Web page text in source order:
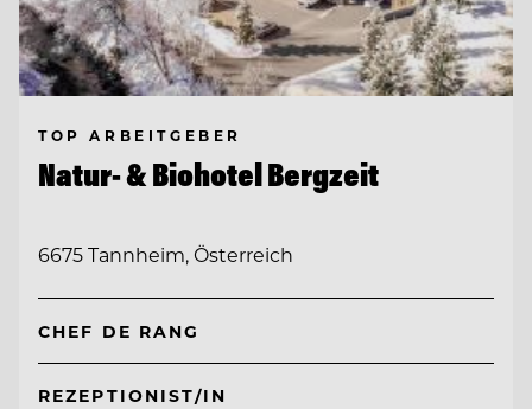
TOP ARBEITGEBER
Natur- & Biohotel Bergzeit
6675 Tannheim, Österreich
CHEF DE RANG
REZEPTIONIST/IN